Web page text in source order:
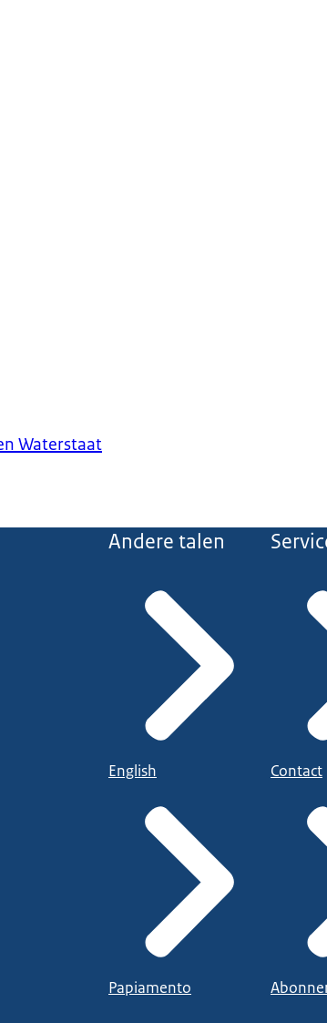
Waterstaat
Andere talen
English
Papiamento
Contact